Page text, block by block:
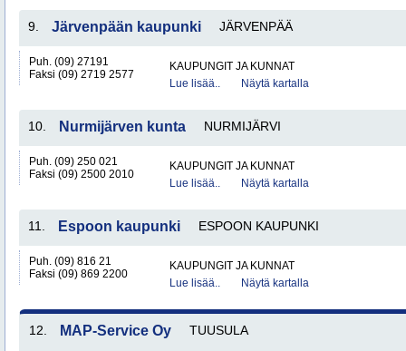
9. Järvenpään kaupunki JÄRVENPÄÄ
Puh. (09) 27191
Faksi (09) 2719 2577
KAUPUNGIT JA KUNNAT
Lue lisää..
Näytä kartalla
10. Nurmijärven kunta NURMIJÄRVI
Puh. (09) 250 021
Faksi (09) 2500 2010
KAUPUNGIT JA KUNNAT
Lue lisää..
Näytä kartalla
11. Espoon kaupunki ESPOON KAUPUNKI
Puh. (09) 816 21
Faksi (09) 869 2200
KAUPUNGIT JA KUNNAT
Lue lisää..
Näytä kartalla
12. MAP-Service Oy TUUSULA